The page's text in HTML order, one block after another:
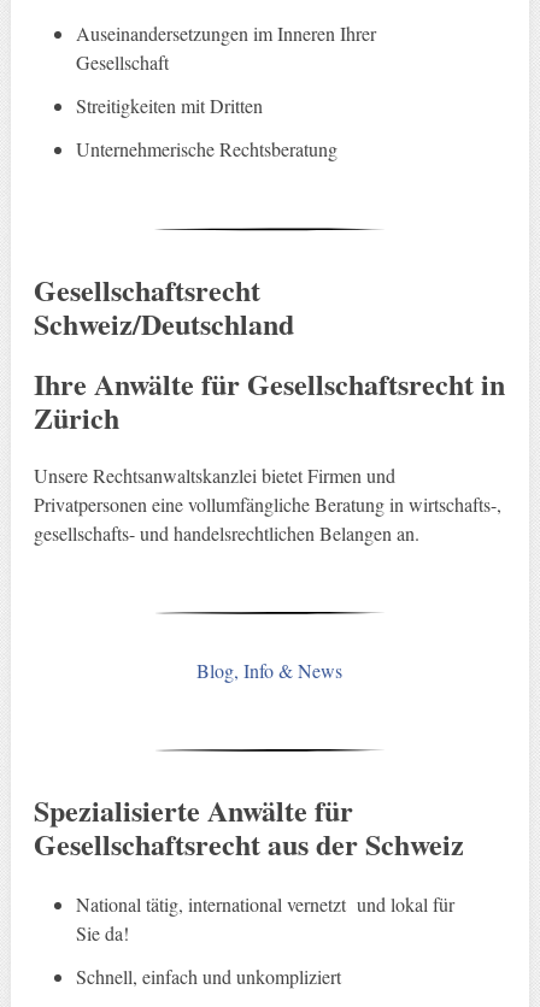
Auseinandersetzungen im Inneren Ihrer
Gesellschaft
Streitigkeiten mit Dritten
Unternehmerische Rechtsberatung
Gesellschaftsrecht
Schweiz/Deutschland
Ihre Anwälte für Gesellschaftsrecht in
Zürich
Unsere Rechtsanwaltskanzlei bietet Firmen und
Privatpersonen eine vollumfängliche Beratung in wirtschafts-,
gesellschafts- und handelsrechtlichen Belangen an.
Blog, Info & News
Spezialisierte Anwälte für
Gesellschaftsrecht aus der Schweiz
National tätig, international vernetzt und lokal für
Sie da!
Schnell, einfach und unkompliziert